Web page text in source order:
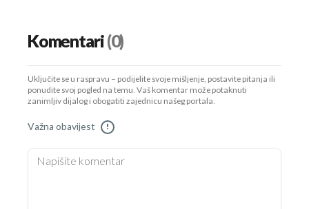
Komentari(0)
Uključite se u raspravu – podijelite svoje mišljenje, postavite pitanja ili
ponudite svoj pogled na temu. Vaš komentar može potaknuti
zanimljiv dijalog i obogatiti zajednicu našeg portala.
Važna obavijest !